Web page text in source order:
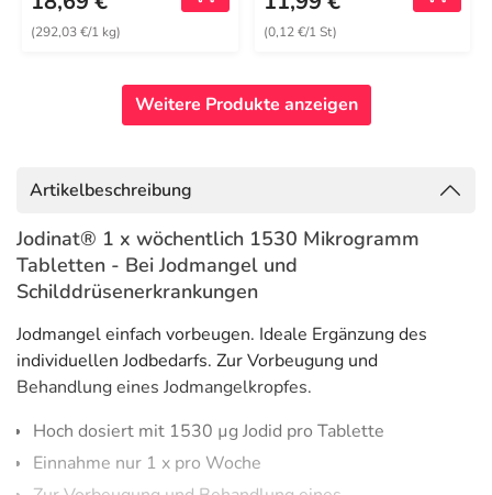
(292,03 €/1 kg) (0,12 €/1 St)
Weitere Produkte anzeigen
Artikelbeschreibung
Jodinat® 1 x wöchentlich 1530 Mikrogramm
Tabletten - Bei Jodmangel und
Schilddrüsenerkrankungen
Jodmangel einfach vorbeugen. Ideale Ergänzung des
individuellen Jodbedarfs. Zur Vorbeugung und
Behandlung eines Jodmangelkropfes.
Hoch dosiert mit 1530 µg Jodid pro Tablette
Einnahme nur 1 x pro Woche